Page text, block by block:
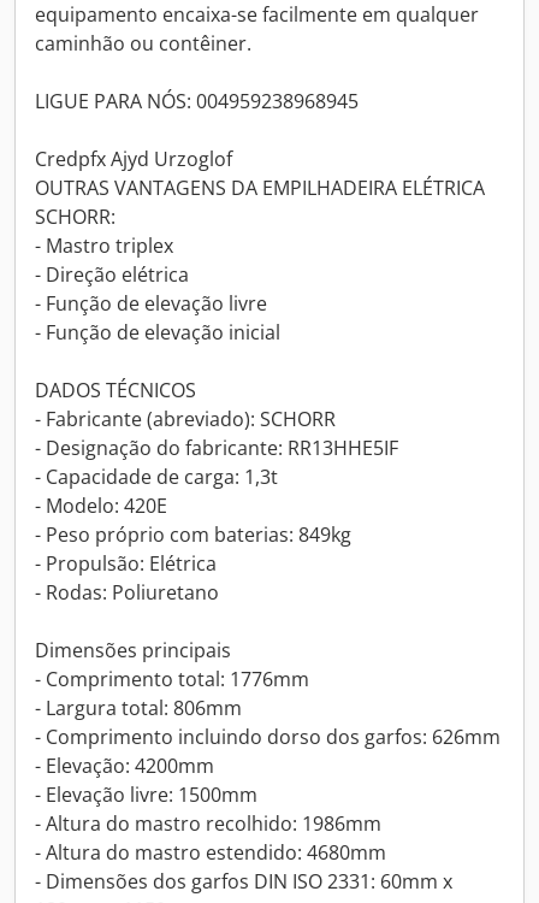
equipamento encaixa-se facilmente em qualquer
caminhão ou contêiner.
LIGUE PARA NÓS: 004959238968945
Credpfx Ajyd Urzoglof
OUTRAS VANTAGENS DA EMPILHADEIRA ELÉTRICA
SCHORR:
- Mastro triplex
- Direção elétrica
- Função de elevação livre
- Função de elevação inicial
DADOS TÉCNICOS
- Fabricante (abreviado): SCHORR
- Designação do fabricante: RR13HHE5IF
- Capacidade de carga: 1,3t
- Modelo: 420E
- Peso próprio com baterias: 849kg
- Propulsão: Elétrica
- Rodas: Poliuretano
Dimensões principais
- Comprimento total: 1776mm
- Largura total: 806mm
- Comprimento incluindo dorso dos garfos: 626mm
- Elevação: 4200mm
- Elevação livre: 1500mm
- Altura do mastro recolhido: 1986mm
- Altura do mastro estendido: 4680mm
- Dimensões dos garfos DIN ISO 2331: 60mm x